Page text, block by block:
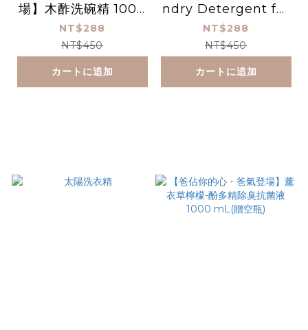
場】木酢洗碗精 1000
mL
NT$288
NT$450
カートに追加
ndry Detergent for
Sportswear 1000g
【#30812】
NT$288
NT$450
カートに追加